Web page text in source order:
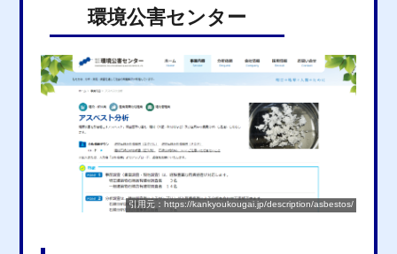
環境公害センター
引用元：https://kankyoukougai.jp/description/asbestos/